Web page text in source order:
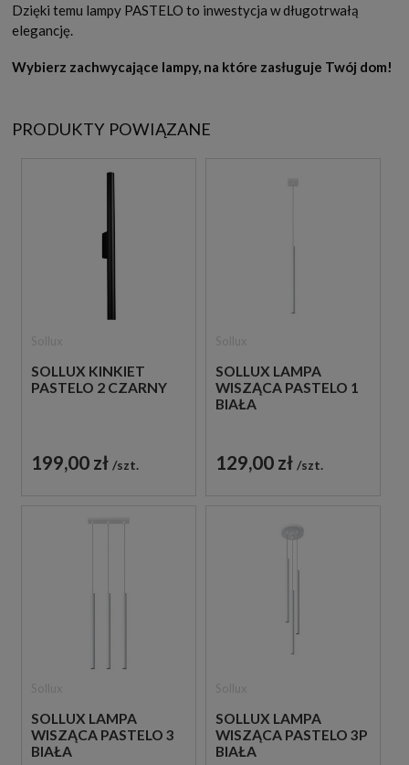
Dzięki temu lampy PASTELO to inwestycja w długotrwałą
elegancję.
Wybierz zachwycające lampy, na które zasługuje Twój dom!
PRODUKTY POWIĄZANE
SOLLUX KINKIET
PASTELO 2 CZARNY
199,00 zł szt.
SOLLUX LAMPA
WISZĄCA PASTELO 1
BIAŁA
129,00 zł szt.
SOLLUX LAMPA
WISZĄCA PASTELO 3
BIAŁA
SOLLUX LAMPA
WISZĄCA PASTELO 3P
BIAŁA